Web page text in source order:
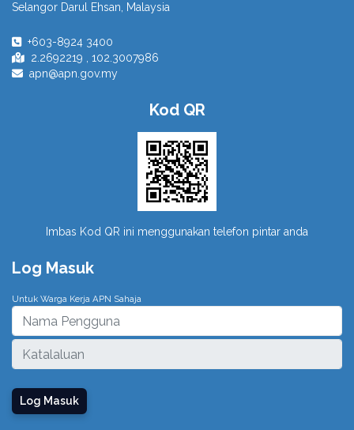
Selangor Darul Ehsan, Malaysia
+603-8924 3400
2.2692219 , 102.3007986
apn@apn.gov.my
Kod QR
Imbas Kod QR ini menggunakan telefon pintar anda
Log Masuk
Untuk Warga Kerja APN Sahaja
Log Masuk